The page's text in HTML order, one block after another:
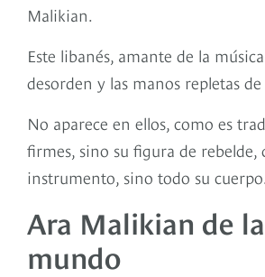
Malikian.
Este libanés, amante de la
desorden y las manos repletas
No aparece en ellos, como es
firmes, sino su figura de rebelde,
instrumento, sino todo su cuerpo.
Ara Malikian de
mundo